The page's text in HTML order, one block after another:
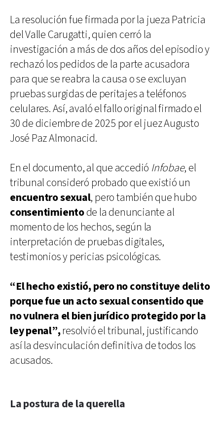
La resolución fue firmada por la jueza Patricia
del Valle Carugatti, quien cerró la
investigación a más de dos años del episodio y
rechazó los pedidos de la parte acusadora
para que se reabra la causa o se excluyan
pruebas surgidas de peritajes a teléfonos
celulares. Así, avaló el fallo original firmado el
30 de diciembre de 2025 por el juez Augusto
José Paz Almonacid.
En el documento, al que accedió Infobae, el
tribunal consideró probado que existió un
encuentro sexual, pero también que hubo
consentimientode la denunciante al
momento de los hechos, según la
interpretación de pruebas digitales,
testimonios y pericias psicológicas.
“El hecho existió, pero no constituye delito
porque fue un acto sexual consentido que
no vulnera el bien jurídico protegido por la
ley penal”,resolvió el tribunal, justificando
así la desvinculación definitiva de todos los
acusados.
La postura de la querella